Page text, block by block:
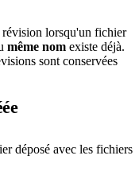
révision lorsqu'un fichier
même nom existe déjà.
sont conservées
déposé avec les fichiers